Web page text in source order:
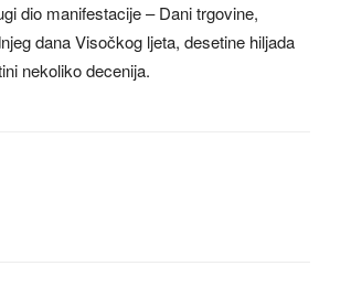
dio manifestacije – Dani trgovine,
dana Visočkog ljeta, desetine hiljada
nekoliko decenija.